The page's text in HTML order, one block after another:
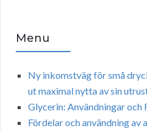
Menu
Ny inkomstväg för små
ut maximal nytta av sin
Glycerin: Användningar och
Fördelar och användning av